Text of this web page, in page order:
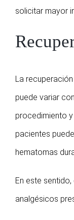
solicitar mayor
La
puede variar
procedimiento
pacientes
hematomas
En este
analgésicos